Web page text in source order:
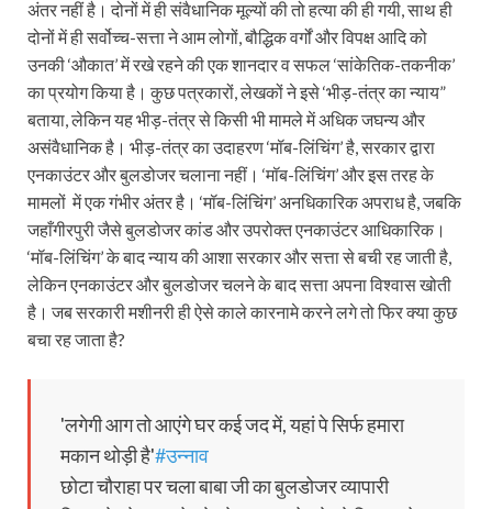
अंतर नहीं है। दोनों में ही संवैधानिक मूल्यों की तो हत्या की ही गयी, साथ ही
दोनों में ही सर्वोच्च-सत्ता ने आम लोगों, बौद्धिक वर्गों और विपक्ष आदि को
उनकी ‘औकात’ में रखे रहने की एक शानदार व सफल ‘सांकेतिक-तकनीक’
का प्रयोग किया है। कुछ पत्रकारों, लेखकों ने इसे ‘भीड़-तंत्र का न्याय”
बताया, लेकिन यह भीड़-तंत्र से किसी भी मामले में अधिक जघन्य और
असंवैधानिक है। भीड़-तंत्र का उदाहरण ‘मॉब-लिंचिंग’ है, सरकार द्वारा
एनकाउंटर और बुलडोजर चलाना नहीं। ‘मॉब-लिंचिंग’ और इस तरह के
मामलों में एक गंभीर अंतर है। ‘मॉब-लिंचिंग’ अनधिकारिक अपराध है, जबकि
जहाँगीरपुरी जैसे बुलडोजर कांड और उपरोक्त एनकाउंटर आधिकारिक।
‘मॉब-लिंचिंग’ के बाद न्याय की आशा सरकार और सत्ता से बची रह जाती है,
लेकिन एनकाउंटर और बुलडोजर चलने के बाद सत्ता अपना विश्वास खोती
है। जब सरकारी मशीनरी ही ऐसे काले कारनामे करने लगे तो फिर क्या कुछ
बचा रह जाता है?
'लगेगी आग तो आएंगे घर कई जद में, यहां पे सिर्फ हमारा
मकान थोड़ी है'#उन्नाव
छोटा चौराहा पर चला बाबा जी का बुलडोजर व्यापारी